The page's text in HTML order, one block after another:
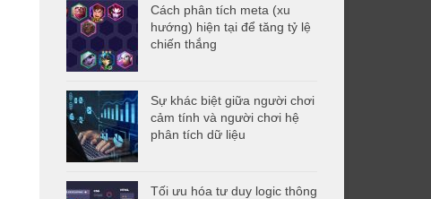
Cách phân tích meta (xu
hướng) hiện tại để tăng tỷ lệ
chiến thắng
Sự khác biệt giữa người chơi
cảm tính và người chơi hệ
phân tích dữ liệu
Tối ưu hóa tư duy logic thông